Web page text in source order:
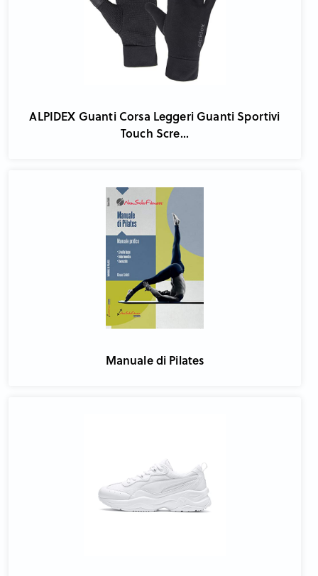
ALPIDEX Guanti Corsa Leggeri Guanti Sportivi
Touch Scre...
Manuale di Pilates